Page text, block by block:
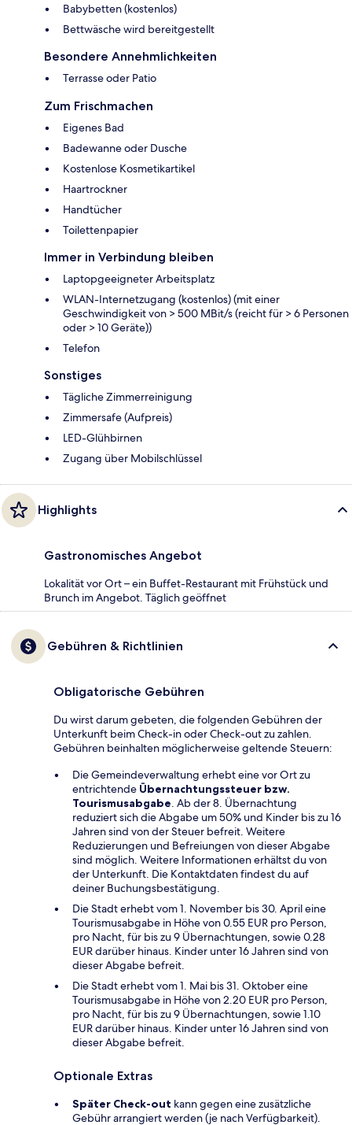
Babybetten (kostenlos)
Bettwäsche wird bereitgestellt
Besondere Annehmlichkeiten
Terrasse oder Patio
Zum Frischmachen
Eigenes Bad
Badewanne oder Dusche
Kostenlose Kosmetikartikel
Haartrockner
Handtücher
Toilettenpapier
Immer in Verbindung bleiben
Laptopgeeigneter Arbeitsplatz
WLAN-Internetzugang (kostenlos) (mit einer
Geschwindigkeit von > 500 MBit/s (reicht für > 6 Personen
oder > 10 Geräte))
Telefon
Sonstiges
Tägliche Zimmerreinigung
Zimmersafe (Aufpreis)
LED-Glühbirnen
Zugang über Mobilschlüssel
Highlights
Gastronomisches Angebot
Lokalität vor Ort – ein Buffet-Restaurant mit Frühstück und
Brunch im Angebot. Täglich geöffnet
Gebühren & Richtlinien
Obligatorische Gebühren
Du wirst darum gebeten, die folgenden Gebühren der
Unterkunft beim Check-in oder Check-out zu zahlen.
Gebühren beinhalten möglicherweise geltende Steuern:
Die Gemeindeverwaltung erhebt eine vor Ort zu
entrichtende Übernachtungssteuer bzw.
Tourismusabgabe. Ab der 8. Übernachtung
reduziert sich die Abgabe um 50% und Kinder bis zu 16
Jahren sind von der Steuer befreit. Weitere
Reduzierungen und Befreiungen von dieser Abgabe
sind möglich. Weitere Informationen erhältst du von
der Unterkunft. Die Kontaktdaten findest du auf
deiner Buchungsbestätigung.
Die Stadt erhebt vom 1. November bis 30. April eine
Tourismusabgabe in Höhe von 0.55 EUR pro Person,
pro Nacht, für bis zu 9 Übernachtungen, sowie 0.28
EUR darüber hinaus. Kinder unter 16 Jahren sind von
dieser Abgabe befreit.
Die Stadt erhebt vom 1. Mai bis 31. Oktober eine
Tourismusabgabe in Höhe von 2.20 EUR pro Person,
pro Nacht, für bis zu 9 Übernachtungen, sowie 1.10
EUR darüber hinaus. Kinder unter 16 Jahren sind von
dieser Abgabe befreit.
Optionale Extras
Später Check-out kann gegen eine zusätzliche
Gebühr arrangiert werden (je nach Verfügbarkeit).